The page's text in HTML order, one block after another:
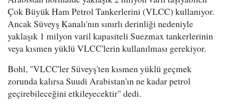
Çok Büyük Ham Petrol Tankerlerini (VLCC) kullanıyor.
Ancak Süveyş Kanalı'nın sınırlı derinliği nedeniyle
yaklaşık 1 milyon varil kapasiteli Suezmax tankerlerinin
veya kısmen yüklü VLCC'lerin kullanılması gerekiyor.
Bohl, "VLCC'ler Süveyş'ten kısmen yüklü geçmek
zorunda kalırsa Suudi Arabistan'ın ne kadar petrol
geçirebileceğini etkileyecektir" dedi.